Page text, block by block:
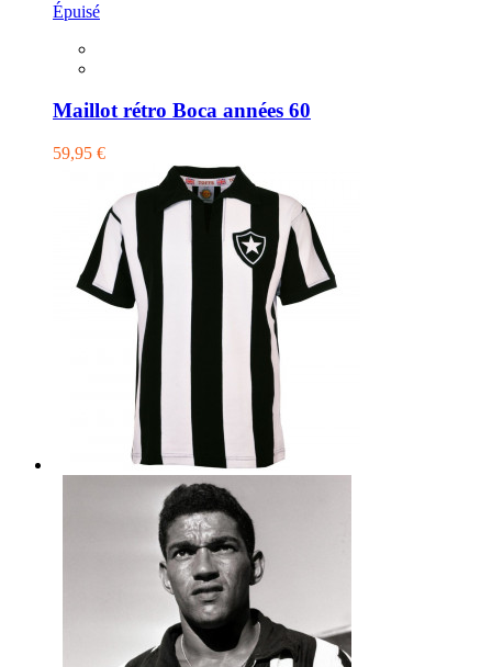
Épuisé
Maillot rétro Boca années 60
59,95 €